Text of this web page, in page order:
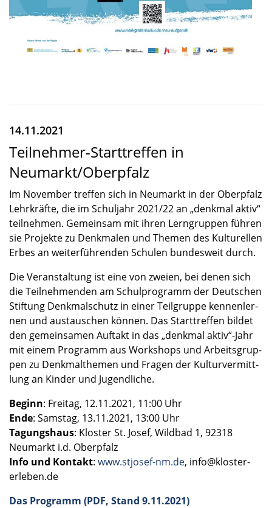
14.11.2021
Teilnehmer-Starttreffen in
Neumarkt/Oberpfalz
Im Novem­ber treffen sich in Neumarkt in der Oberpfalz
Lehrkräfte, die im Schul­jahr 2021/22 an „denkmal aktiv“
teilneh­men. Gemein­sam mit ihren Lerngrup­pen führen
sie Projekte zu Denkma­len und Themen des Kultu­rel­len
Erbes an weiter­füh­ren­den Schulen bundes­weit durch.
Die Veran­stal­tung ist eine von zweien, bei denen sich
die Teilneh­men­den am Schul­pro­gramm der Deutschen
Stiftung Denkmal­schutz in einer Teilgruppe kennen­ler­
nen und austau­schen können. Das Start­tref­fen bildet
den gemein­sa­men Auftakt in das „denkmal aktiv“-Jahr
mit einem Programm aus Workshops und Arbeits­grup­
pen zu Denkmal­the­men und Fragen der Kultur­ver­mitt­
lung an Kinder und Jugend­li­che.
Beginn: Freitag, 12.11.2021, 11:00 Uhr
Ende: Samstag, 13.11.2021, 13:00 Uhr
Tagungs­haus: Kloster St. Josef, Wildbad 1, 92318
Neumarkt i.d. Oberpfalz
Info und Kontakt: www.stjosef-nm.de, info@kloster-
erleben.de
Das Programm (PDF, Stand 9.11.2021)